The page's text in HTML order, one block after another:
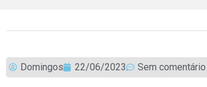
Domingos 22/06/2023 Sem comentário